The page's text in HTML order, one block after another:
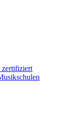
zertifiziert